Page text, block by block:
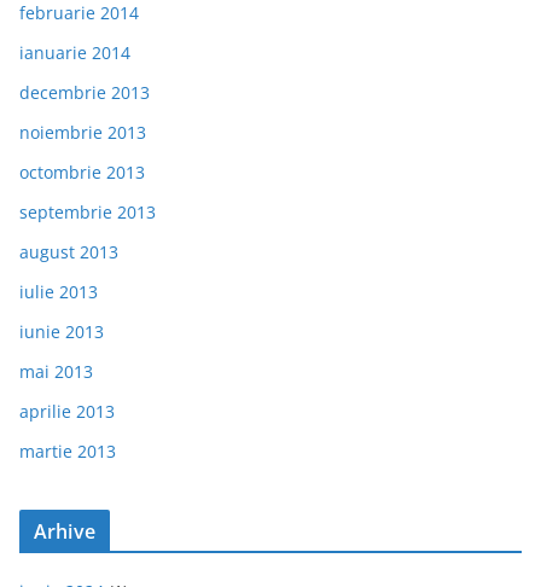
februarie 2014
ianuarie 2014
decembrie 2013
noiembrie 2013
octombrie 2013
septembrie 2013
august 2013
iulie 2013
iunie 2013
mai 2013
aprilie 2013
martie 2013
Arhive